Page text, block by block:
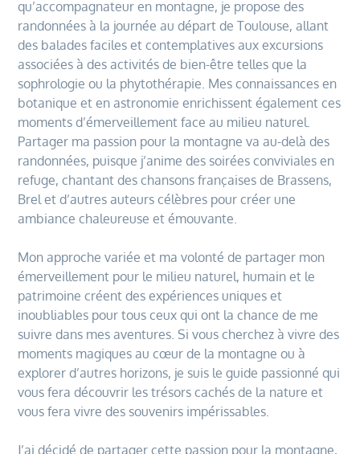
qu’accompagnateur en montagne, je propose des
randonnées à la journée au départ de Toulouse, allant
des balades faciles et contemplatives aux excursions
associées à des activités de bien-être telles que la
sophrologie ou la phytothérapie. Mes connaissances en
botanique et en astronomie enrichissent également ces
moments d’émerveillement face au milieu naturel.
Partager ma passion pour la montagne va au-delà des
randonnées, puisque j’anime des soirées conviviales en
refuge, chantant des chansons françaises de Brassens,
Brel et d’autres auteurs célèbres pour créer une
ambiance chaleureuse et émouvante.
Mon approche variée et ma volonté de partager mon
émerveillement pour le milieu naturel, humain et le
patrimoine créent des expériences uniques et
inoubliables pour tous ceux qui ont la chance de me
suivre dans mes aventures. Si vous cherchez à vivre des
moments magiques au cœur de la montagne ou à
explorer d’autres horizons, je suis le guide passionné qui
vous fera découvrir les trésors cachés de la nature et
vous fera vivre des souvenirs impérissables.
J’ai décidé de partager cette passion pour la montagne,